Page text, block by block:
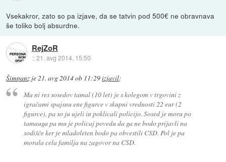
Vsekakror, zato so pa izjave, da se tatvin pod 500€ ne obravnava
še toliko bolj absurdne.
RejZoR
::21. avg 2014, 15:50
Šimpanz je21. avg 2014 ob 11:29izjavil:
Ma ni res sosedov tamal (10 let) je s kolegom v trgovini z
igračami spajsnu ene figurce v skupni vrednosti 22 eur (2
figurce), pa so ju ujeli in poklicali policijo. Sosed je moru po
tamauga pa mu je policaj povedu da ga ne bodo prijavli na
sodišče ker je mladoleten bodo pa obvestili CSD. Pol je pa
morala cela familja na zagovor na CSD.